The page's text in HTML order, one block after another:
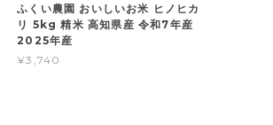
ふくい農園 おいしいお米 ヒノヒカ
リ 5kg 精米 高知県産 令和7年産
2025年産
¥3,740